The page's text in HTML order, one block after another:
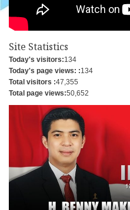
Site Statistics
Today's visitors:134
Today's page views: :134
Total visitors :47,355
Total page views:50,652